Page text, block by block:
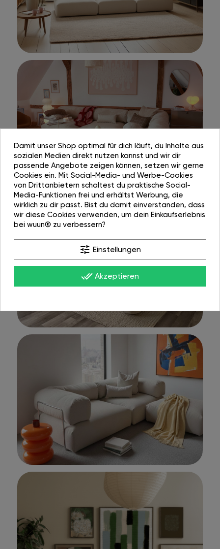
Damit unser Shop optimal für dich läuft, du Inhalte aus
sozialen Medien direkt nutzen kannst und wir dir
passende Angebote zeigen können, setzen wir gerne
Cookies ein. Mit Social-Media- und Werbe-Cookies
von Drittanbietern schaltest du praktische Social-
Media-Funktionen frei und erhältst Werbung, die
wirklich zu dir passt. Bist du damit einverstanden, dass
wir diese Cookies verwenden, um dein Einkaufserlebnis
bei wuun® zu verbessern?
tune Einstellungen
done_all Akzeptieren